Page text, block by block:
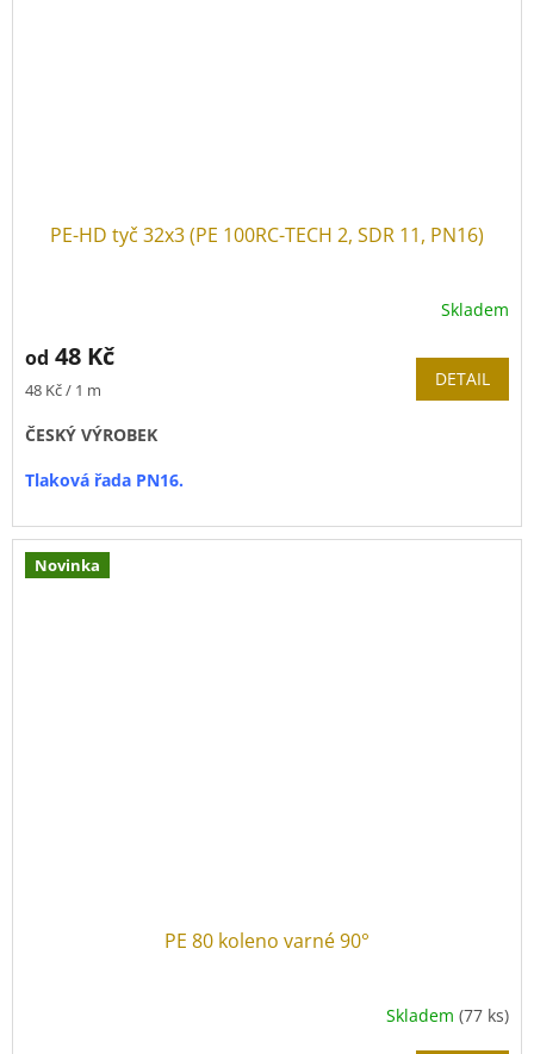
PE-HD tyč 32x3 (PE 100RC-TECH 2, SDR 11, PN16)
Skladem
od 48 Kč
Měrná
48 Kč / 1 m DETAIL
ČESKÝ VÝROBEK
Tlaková řada PN16.
Novinka
PE 80 koleno varné 90°
Skladem (77 ks)